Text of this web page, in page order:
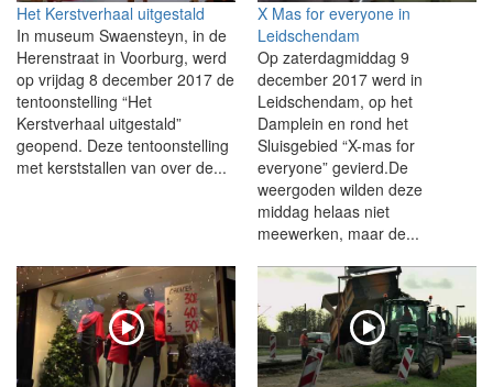
Het Kerstverhaal uitgestald
In museum Swaensteyn, in de
Herenstraat in Voorburg, werd
op vrijdag 8 december 2017 de
tentoonstelling “Het
Kerstverhaal uitgestald”
geopend. Deze tentoonstelling
met kerststallen van over de...
X Mas for everyone in
Leidschendam
Op zaterdagmiddag 9
december 2017 werd in
Leidschendam, op het
Damplein en rond het
Sluisgebied “X-mas for
everyone” gevierd.De
weergoden wilden deze
middag helaas niet
meewerken, maar de...